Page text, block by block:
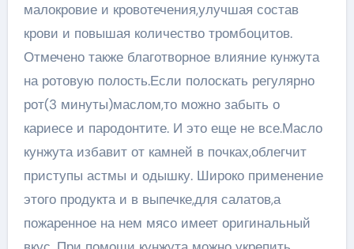
малокровие и кровотечения,улучшая состав
крови и повышая количество тромбоцитов.
Отмечено также благотворное влияние кунжута
на ротовую полость.Если полоскать регулярно
рот(3 минуты)маслом,то можно забыть о
кариесе и пародонтите. И это еще не все.Масло
кунжута избавит от камней в почках,облегчит
приступы астмы и одышку. Широко применение
этого продукта и в выпечке,для салатов,а
пожаренное на нем мясо имеет оригинальный